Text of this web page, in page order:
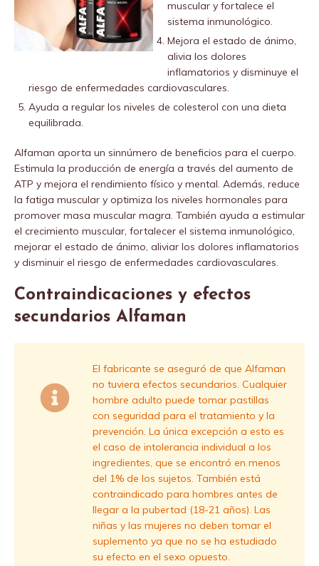
muscular y fortalece el
sistema inmunológico.
Mejora el estado de ánimo,
alivia los dolores
inflamatorios y disminuye el
riesgo de enfermedades cardiovasculares.
Ayuda a regular los niveles de colesterol con una dieta
equilibrada.
Alfaman aporta un sinnúmero de beneficios para el cuerpo.
Estimula la producción de energía a través del aumento de
ATP y mejora el rendimiento físico y mental. Además, reduce
la fatiga muscular y optimiza los niveles hormonales para
promover masa muscular magra. También ayuda a estimular
el crecimiento muscular, fortalecer el sistema inmunológico,
mejorar el estado de ánimo, aliviar los dolores inflamatorios
y disminuir el riesgo de enfermedades cardiovasculares.
Contraindicaciones y efectos
secundarios Alfaman
El fabricante se aseguró de que Alfaman
no tuviera efectos secundarios. Cualquier
hombre adulto puede tomar pastillas
con seguridad para el tratamiento y la
prevención. La única excepción a esto es
el caso de intolerancia individual a los
ingredientes, que se encontró en menos
del 1% de los sujetos. También está
contraindicado para hombres antes de
llegar a la pubertad (18-21 años). Las
niñas y las mujeres no deben tomar el
suplemento ya que no se ha estudiado
su efecto en el sexo opuesto.